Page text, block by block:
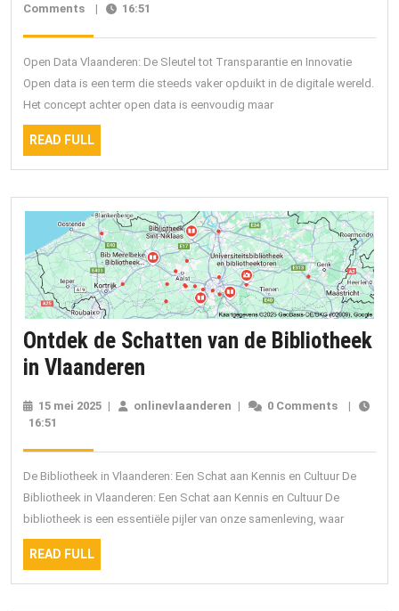
en
september
Comments
| 16:51
Open Data Vlaanderen: De Sleutel tot Transparantie en Innovatie
Open data is een term die steeds vaker opduikt in de digitale wereld.
Het concept achter open data is eenvoudig maar
READ FULLREAD
FULL
Ontdek de Schatten van de Bibliotheek
in Vlaanderen
van
de
Bibliotheek
in
15 mei 2025 15
| onlinevlaanderen onlinevlaanderen
| 0 Comments
|
16:51
De Bibliotheek in Vlaanderen: Een Schat aan Kennis en Cultuur De
Bibliotheek in Vlaanderen: Een Schat aan Kennis en Cultuur De
bibliotheek is een essentiële pijler van onze samenleving, waar
READ FULL
FULL